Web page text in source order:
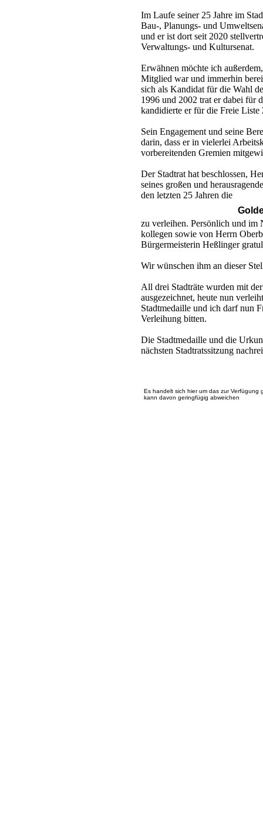
Im Laufe seiner 25 Jahre im
Bau-, Planungs- und
und er ist dort seit 2020
Verwaltungs- und Kultursenat.
Erwähnen möchte ich
Mitglied war und immerhin
sich als Kandidat für die Wahl
1996 und 2002 trat er dabei für
kandidierte er für die Freie
Sein Engagement und seine
darin, dass er in vielerlei
vorbereitenden Gremien
Der Stadtrat hat beschlossen,
seines großen und
den letzten 25 Jahren die
zu verleihen. Persönlich und im
kollegen sowie von Herrn
Bürgermeisterin Heßlinger
Wir wünschen ihm an dieser
All drei Stadträte wurden mit
ausgezeichnet, heute nun
Stadtmedaille und ich darf nun
Verleihung bitten.
Die Stadtmedaille und die
nächsten Stadtratssitzung
Es handelt sich hier um das zur Verfügung
kann davon geringfügig abweichen